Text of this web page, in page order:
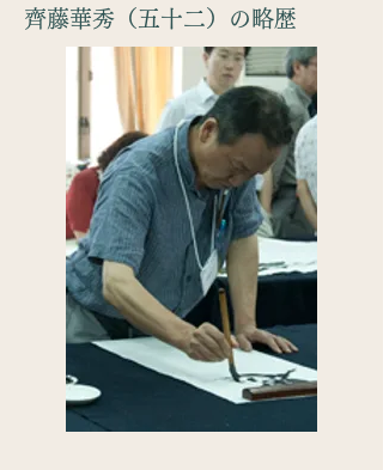
齊藤華秀（五十二）の略歴